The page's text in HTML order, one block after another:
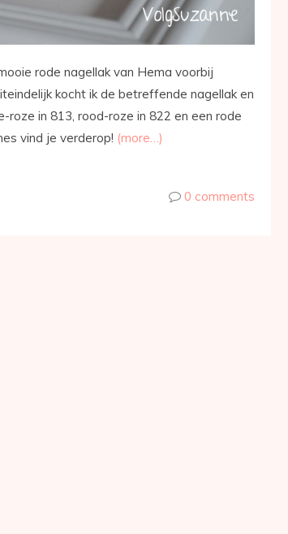
rode nagellak van Hema voorbij
kocht ik de betreffende nagellak en
in 813, rood-roze in 822 en een rode
vind je verderop! (more…)
0 comments